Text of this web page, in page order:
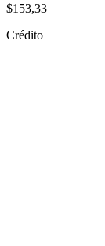
$153,33
Crédito